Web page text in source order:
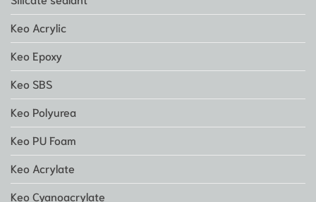
Keo Acrylic
Keo Epoxy
Keo SBS
Keo Polyurea
Keo PU Foam
Keo Acrylate
Keo Cyanoacrylate